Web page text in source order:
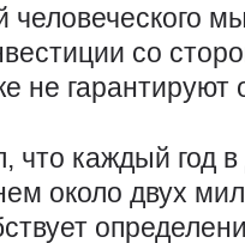
человеческого
со
не гарантируют
что каждый год
около двух